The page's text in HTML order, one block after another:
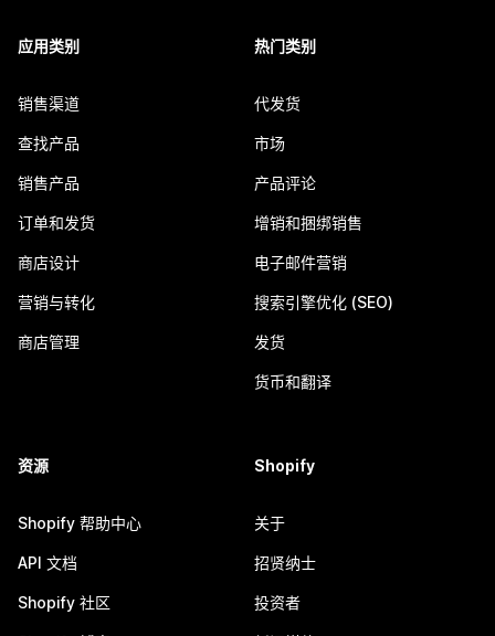
应用类别
销售渠道
查找产品
销售产品
订单和发货
商店设计
营销与转化
商店管理
热门类别
代发货
市场
产品评论
增销和捆绑销售
电子邮件营销
搜索引擎优化 (SEO)
发货
货币和翻译
资源
Shopify 帮助中心
API 文档
Shopify 社区
Shopify
关于
招贤纳士
投资者